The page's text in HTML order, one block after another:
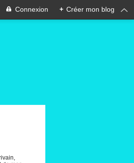
Connexion + Créer mon blog